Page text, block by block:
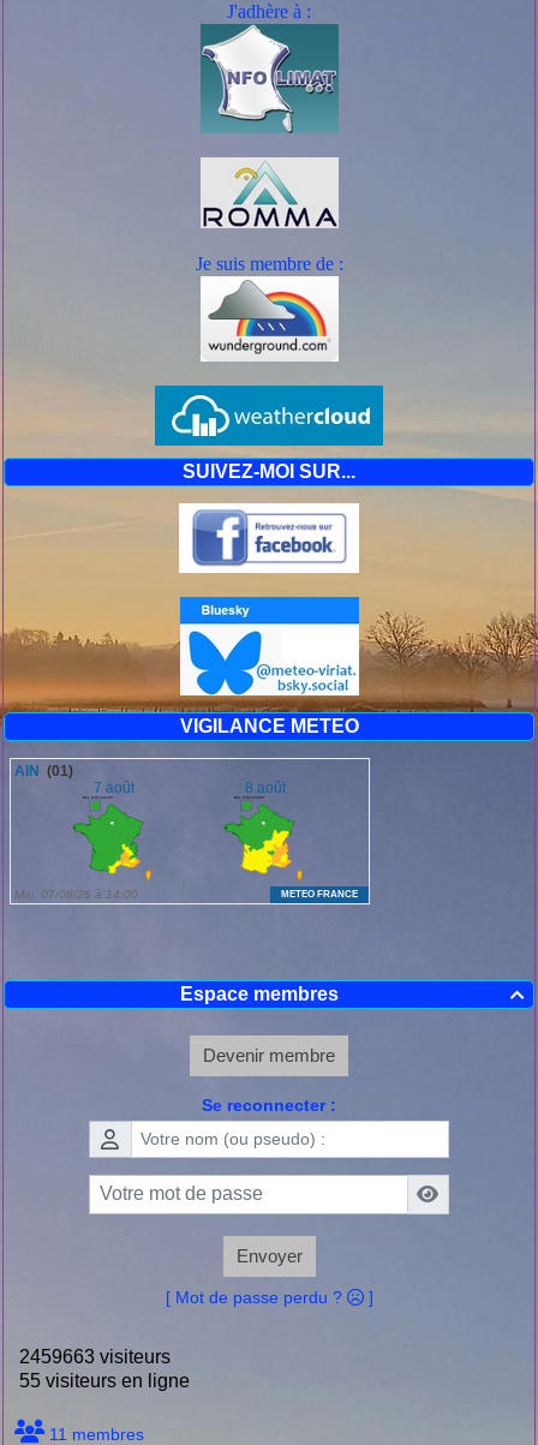
J'adhère à :
Je suis membre de :
SUIVEZ-MOI SUR...
VIGILANCE METEO

Espace membres
Devenir membre
Se reconnecter :
Envoyer
[ Mot de passe perdu ? ]
2459663 visiteurs
55 visiteurs en ligne
11 membres